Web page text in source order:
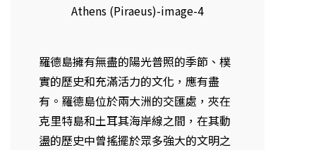
羅德島擁有無盡的陽光普照的季節、樸
實的歷史和充滿活力的文化，應有盡
有。羅德島位於兩大洲的交匯處，夾在
克里特島和土耳其海岸線之間，在其動
盪的歷史中曾搖擺於眾多強大的文明之